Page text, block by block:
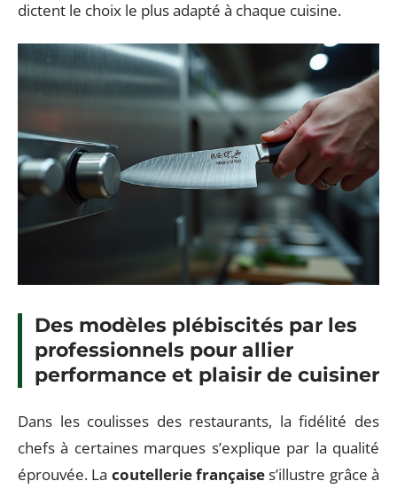
dictent le choix le plus adapté à chaque cuisine.
Des modèles plébiscités par les
professionnels pour allier
performance et plaisir de cuisiner
Dans les coulisses des restaurants, la fidélité des
chefs à certaines marques s’explique par la qualité
éprouvée. La coutellerie françaises’illustre grâce à